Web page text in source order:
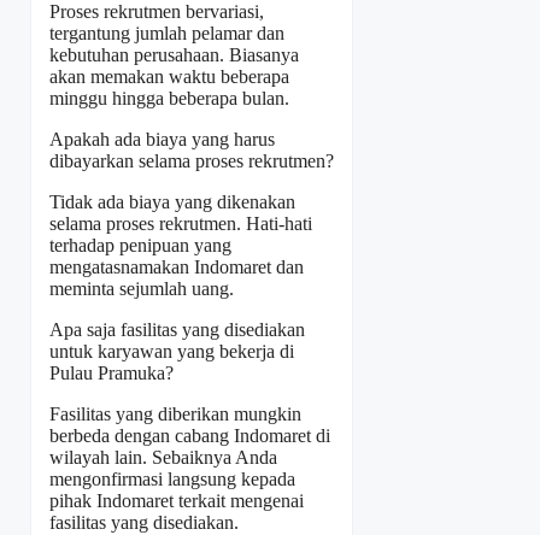
Proses rekrutmen bervariasi,
tergantung jumlah pelamar dan
kebutuhan perusahaan. Biasanya
akan memakan waktu beberapa
minggu hingga beberapa bulan.
Apakah ada biaya yang harus
dibayarkan selama proses rekrutmen?
Tidak ada biaya yang dikenakan
selama proses rekrutmen. Hati-hati
terhadap penipuan yang
mengatasnamakan Indomaret dan
meminta sejumlah uang.
Apa saja fasilitas yang disediakan
untuk karyawan yang bekerja di
Pulau Pramuka?
Fasilitas yang diberikan mungkin
berbeda dengan cabang Indomaret di
wilayah lain. Sebaiknya Anda
mengonfirmasi langsung kepada
pihak Indomaret terkait mengenai
fasilitas yang disediakan.